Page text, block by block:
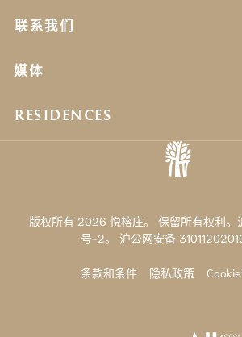
联系我们
媒体
RESIDENCES
版权所有 2026 悦榕庄。 保留所有权利。
号-2。 沪公网安备
条款和条件 隐私政策